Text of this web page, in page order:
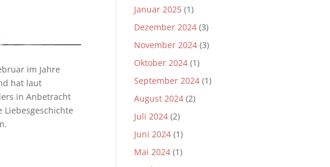
im Jahre
hat laut
in Anbetracht
Januar 2025 (1)
Dezember 2024 (3)
November 2024 (3)
Oktober 2024 (1)
September 2024 (1)
August 2024 (2)
Juli 2024 (2)
Juni 2024 (1)
Mai 2024 (1)